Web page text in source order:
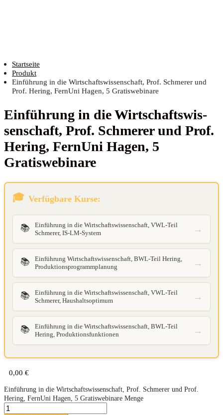
Startseite
Produkt
Einführung in die Wirtschaftswissenschaft, Prof. Schmerer und
Prof. Hering, FernUni Hagen, 5 Gratiswebinare
Ein­füh­rung in die Wirt­schafts­wis­
sen­schaft, Prof. Schme­rer und Prof.
Hering, Fern­Uni Hagen, 5
Gratiswebinare
Verfügbare Kurse:
📚
Einführung in die Wirtschaftswissenschaft, VWL-Teil
Schmerer, IS-LM-System
→
📚
Einführung Wirtschaftswissenschaft, BWL-Teil Hering,
Produktionsprogrammplanung
→
📚
Einführung in die Wirtschaftswissenschaft, VWL-Teil
Schmerer, Haushaltsoptimum
→
📚
Einführung in die Wirtschaftswissenschaft, BWL-Teil
Hering, Produktionsfunktionen
→
0,00 €
Einführung in die Wirtschaftswissenschaft, Prof. Schmerer und Prof.
Hering, FernUni Hagen, 5 Gratiswebinare Menge